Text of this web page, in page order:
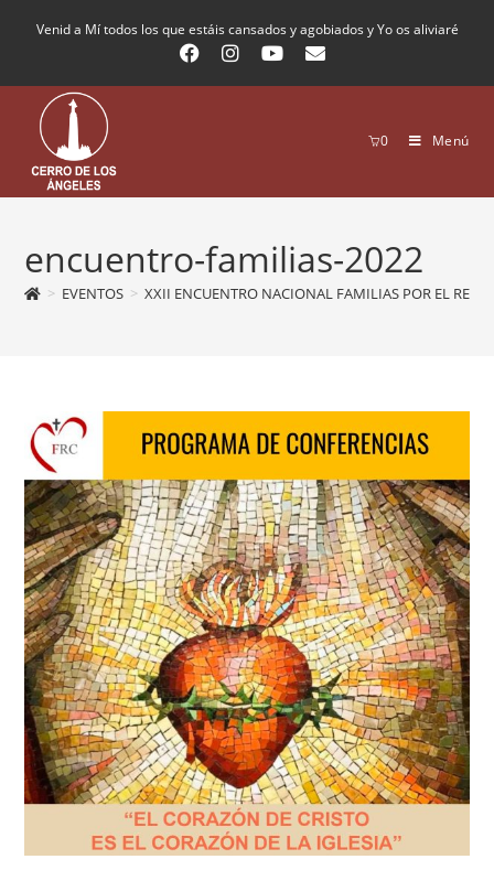
Venid a Mí todos los que estáis cansados y agobiados y Yo os aliviaré
0 Menú
encuentro-familias-2022
> EVENTOS > XXII ENCUENTRO NACIONAL FAMILIAS POR EL